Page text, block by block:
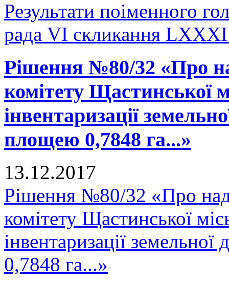
Результати поіменного
рада VI скликання LXXXI
Рішення №80/32 «Про
комітету Щастинської
інвентаризації
площею 0,7848 га...»
13.12.2017
Рішення №80/32 «Про
комітету Щастинської
інвентаризації
0,7848 га...»